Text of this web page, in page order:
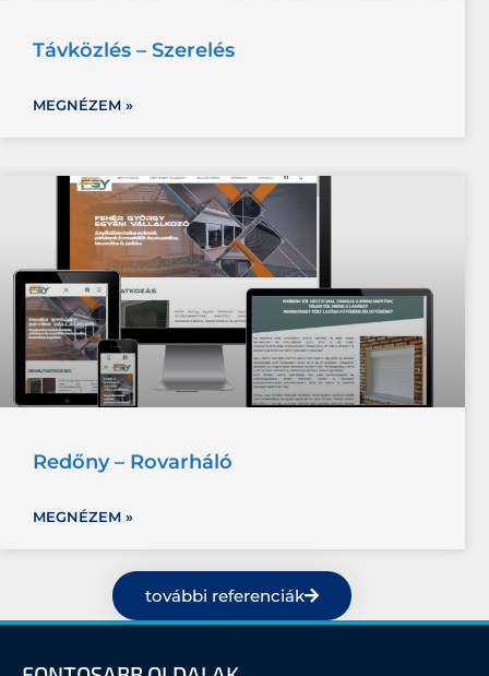
Távközlés – Szerelés
MEGNÉZEM »
Redőny – Rovarháló
MEGNÉZEM »
további referenciák